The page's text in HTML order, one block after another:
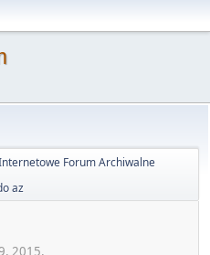
Forum Archiwalne
az
2015,